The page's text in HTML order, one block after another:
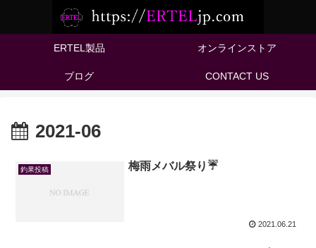
ERTEL製品 オンラインストア
ブログ CONTACT US
2021-06
釣果投稿 梅雨メバル祭り☔️
2021.06.21